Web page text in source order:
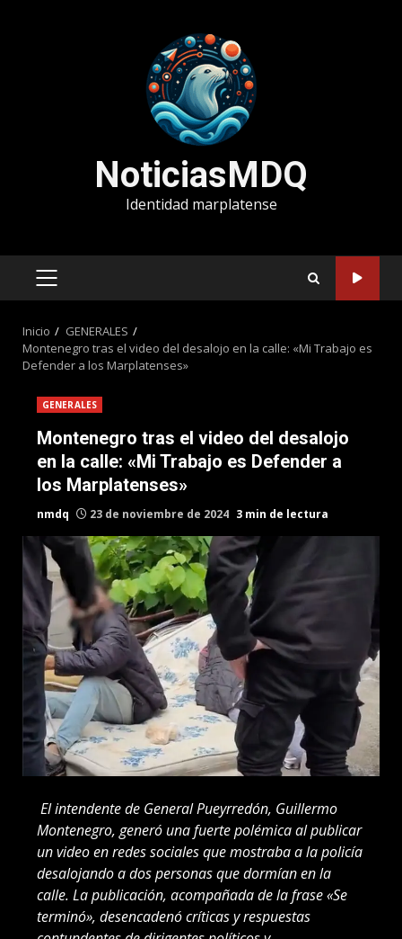
NoticiasMDQ
Identidad marplatense
MENÚ
Inicio
GENERALES
Montenegro tras el video del desalojo en la calle: «Mi Trabajo es
Defender a los Marplatenses»
GENERALES
Montenegro tras el video del desalojo
en la calle: «Mi Trabajo es Defender a
los Marplatenses»
nmdq 23 de noviembre de 2024 3 min de lectura
El intendente de General Pueyrredón, Guillermo
Montenegro, generó una fuerte polémica al publicar
un video en redes sociales que mostraba a la policía
desalojando a dos personas que dormían en la
calle. La publicación, acompañada de la frase «Se
terminó», desencadenó críticas y respuestas